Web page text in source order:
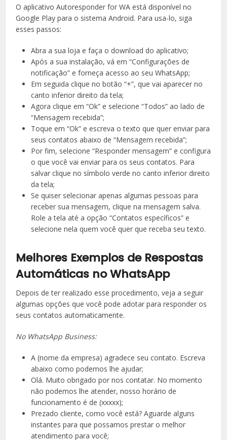
O aplicativo Autoresponder for WA está disponível no
Google Play para o sistema Android. Para usa-lo, siga
esses passos:
Abra a sua loja e faça o download do aplicativo;
Após a sua instalação, vá em “Configurações de
notificação” e forneça acesso ao seu WhatsApp;
Em seguida clique no botão “+”, que vai aparecer no
canto inferior direito da tela;
Agora clique em “Ok” e selecione “Todos” ao lado de
“Mensagem recebida”;
Toque em “Ok” e escreva o texto que quer enviar para
seus contatos abaixo de “Mensagem recebida”;
Por fim, selecione “Responder mensagem” e configura
o que você vai enviar para os seus contatos. Para
salvar clique no símbolo verde no canto inferior direito
da tela;
Se quiser selecionar apenas algumas pessoas para
receber sua mensagem, clique na mensagem salva.
Role a tela até a opção “Contatos específicos” e
selecione nela quem você quer que receba seu texto.
Melhores Exemplos de Respostas
Automáticas no WhatsApp
Depois de ter realizado esse procedimento, veja a seguir
algumas opções que você pode adotar para responder os
seus contatos automaticamente.
No WhatsApp Business:
A (nome da empresa) agradece seu contato. Escreva
abaixo como podemos lhe ajudar;
Olá. Muito obrigado por nos contatar. No momento
não podemos lhe atender, nosso horário de
funcionamento é de (xxxxx);
Prezado cliente, como você está? Aguarde alguns
instantes para que possamos prestar o melhor
atendimento para você;